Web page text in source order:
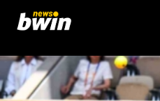
contenuto